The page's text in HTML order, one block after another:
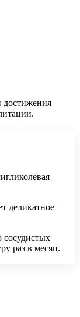
достижения
деликатное
сосудистых
раз в месяц.